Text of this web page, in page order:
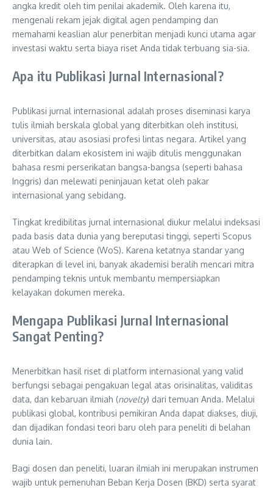
angka kredit oleh tim penilai akademik. Oleh karena itu,
mengenali rekam jejak digital agen pendamping dan
memahami keaslian alur penerbitan menjadi kunci utama agar
investasi waktu serta biaya riset Anda tidak terbuang sia-sia.
Apa itu Publikasi Jurnal Internasional?
Publikasi jurnal internasional adalah proses diseminasi karya
tulis ilmiah berskala global yang diterbitkan oleh institusi,
universitas, atau asosiasi profesi lintas negara. Artikel yang
diterbitkan dalam ekosistem ini wajib ditulis menggunakan
bahasa resmi perserikatan bangsa-bangsa (seperti bahasa
Inggris) dan melewati peninjauan ketat oleh pakar
internasional yang sebidang.
Tingkat kredibilitas jurnal internasional diukur melalui indeksasi
pada basis data dunia yang bereputasi tinggi, seperti Scopus
atau Web of Science (WoS). Karena ketatnya standar yang
diterapkan di level ini, banyak akademisi beralih mencari mitra
pendamping teknis untuk membantu mempersiapkan
kelayakan dokumen mereka.
Mengapa Publikasi Jurnal Internasional
Sangat Penting?
Menerbitkan hasil riset di platform internasional yang valid
berfungsi sebagai pengakuan legal atas orisinalitas, validitas
data, dan kebaruan ilmiah (novelty) dari temuan Anda. Melalui
publikasi global, kontribusi pemikiran Anda dapat diakses, diuji,
dan dijadikan fondasi teori baru oleh para peneliti di belahan
dunia lain.
Bagi dosen dan peneliti, luaran ilmiah ini merupakan instrumen
wajib untuk pemenuhan Beban Kerja Dosen (BKD) serta syarat